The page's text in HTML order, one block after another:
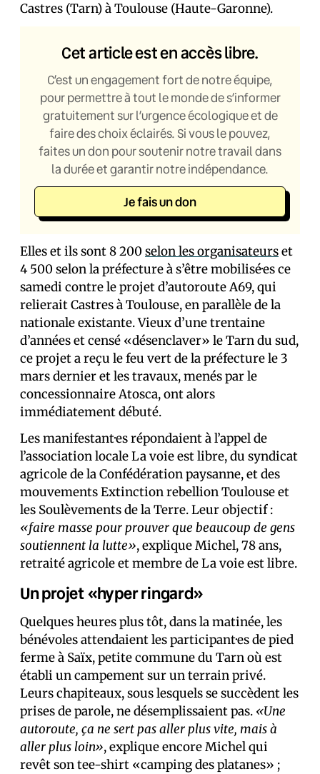
Castres (Tarn) à Toulouse (Haute-Garonne).
Cet article est en accès libre.
C’est un engagement fort de notre équipe,
pour permettre à tout le monde de s’informer
gratuitement sur l’urgence écologique et de
faire des choix éclairés. Si vous le pouvez,
faites un don pour soutenir notre travail dans
la durée et garantir notre indépendance.
Je fais un don
Elles et ils sont 8 200 selon les organisateurset
4 500 selon la préfecture à s’être mobilisé·es ce
samedi contre le projet d’autoroute A69, qui
relierait Castres à Toulouse, en parallèle de la
nationale existante. Vieux d’une trentaine
d’années et censé «désenclaver» le Tarn du sud,
ce projet a reçu le feu vert de la préfecture le 3
mars dernier et les travaux, menés par le
concessionnaire Atosca, ont alors
immédiatement débuté.
Les manifestant·es répondaient à l’appel de
l’association locale La voie est libre, du syndicat
agricole de la Confédération paysanne, et des
mouvements Extinction rebellion Toulouse et
les Soulèvements de la Terre. Leur objectif :
«faire masse pour prouver que beaucoup de gens
soutiennent la lutte», explique Michel, 78 ans,
retraité agricole et membre de La voie est libre.
Un projet «hyper ringard»
Quelques heures plus tôt, dans la matinée, les
bénévoles attendaient les participant·es de pied
ferme à Saïx, petite commune du Tarn où est
établi un campement sur un terrain privé.
Leurs chapiteaux, sous lesquels se succèdent les
prises de parole, ne désemplissaient pas. «Une
autoroute, ça ne sert pas aller plus vite, mais à
aller plus loin», explique encore Michel qui
revêt son tee-shirt «camping des platanes» ;